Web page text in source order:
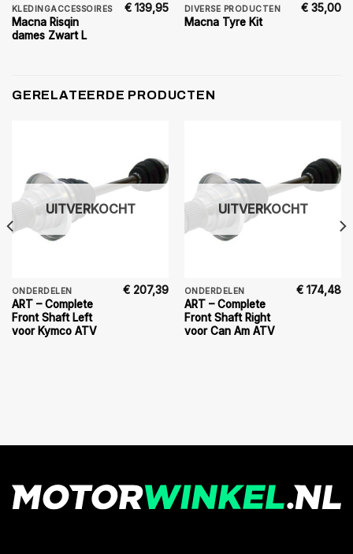
KLEDINGACCESSOIRES
Macna Risqin
dames Zwart L
€ 139,95 DIVERSE PRODUCTEN
Macna Tyre Kit
€ 35,00
GERELATEERDE PRODUCTEN
UITVERKOCHT
ONDERDELEN
ART – Complete
Front Shaft Left
voor Kymco ATV
€ 207,39
UITVERKOCHT
ONDERDELEN
ART – Complete
Front Shaft Right
voor Can Am ATV
€ 174,48